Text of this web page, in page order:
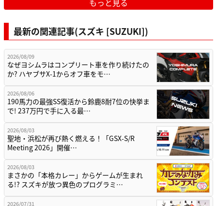
最新の関連記事(スズキ [SUZUKI])
2026/08/09
なぜヨシムラはコンプリート車を作り続けたの
か? ハヤブサX-1からオフ車をモ…
2026/08/06
190馬力の最強SS復活から鈴鹿8耐7位の快挙ま
で! 237万円で手に入る最…
2026/08/03
聖地・浜松が再び熱く燃える！「GSX-S/R
Meeting 2026」開催…
2026/08/03
まさかの「本格カレー」からゲームが生まれ
る!? スズキが放つ異色のプログラミ…
2026/07/31